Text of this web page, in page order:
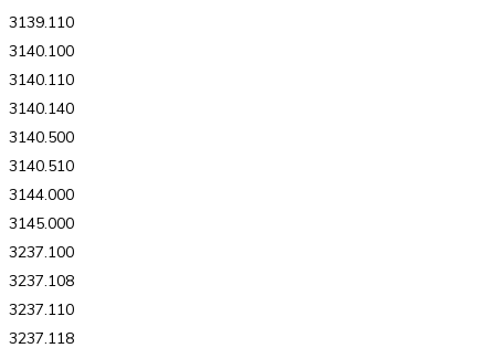
3139.110
3140.100
3140.110
3140.140
3140.500
3140.510
3144.000
3145.000
3237.100
3237.108
3237.110
3237.118